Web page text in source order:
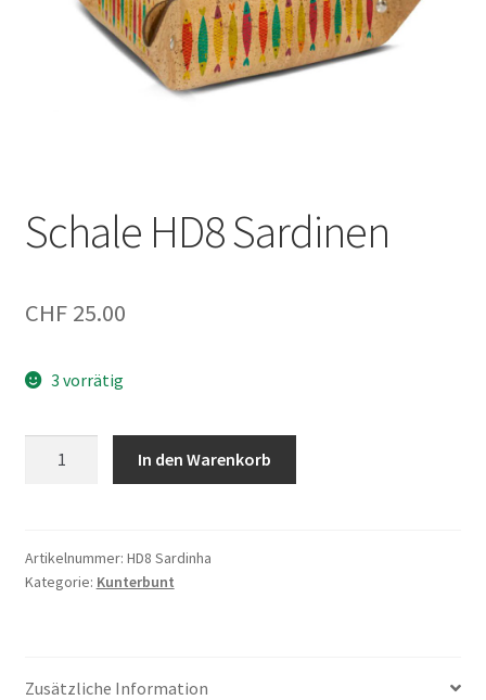
Schale HD8 Sardinen
CHF25.00
3 vorrätig
In den Warenkorb
Artikelnummer: HD8 Sardinha
Kategorie: Kunterbunt
Zusätzliche Information